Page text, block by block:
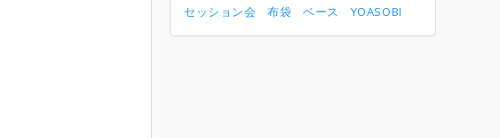
セッション会
布袋 ベース YOASOBI